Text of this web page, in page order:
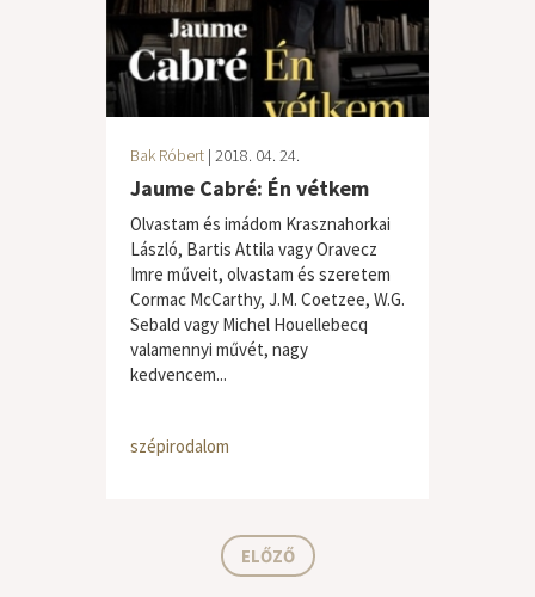
Bak Róbert | 2018. 04. 24.
Jaume Cabré: Én vétkem
Olvastam és imádom Krasznahorkai
László, Bartis Attila vagy Oravecz
Imre műveit, olvastam és szeretem
Cormac McCarthy, J.M. Coetzee, W.G.
Sebald vagy Michel Houellebecq
valamennyi művét, nagy
kedvencem...
szépirodalom
ELŐZŐ